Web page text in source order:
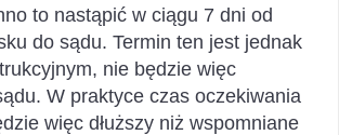
to nastąpić w ciągu 7 dni od
do sądu. Termin ten jest jednak
nie będzie więc
W praktyce czas oczekiwania
więc dłuższy niż wspomniane